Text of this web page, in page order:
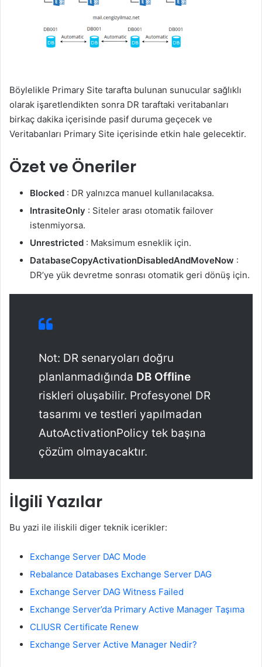
Böylelikle Primary Site tarafta bulunan sunucular sağlıklı
olarak işaretlendikten sonra DR taraftaki veritabanları
birkaç dakika içerisinde pasif duruma geçecek ve
Veritabanları Primary Site içerisinde etkin hale gelecektir.
Özet ve Öneriler
Blocked : DR yalnızca manuel kullanılacaksa.
IntrasiteOnly : Siteler arası otomatik failover
istenmiyorsa.
Unrestricted : Maksimum esneklik için.
DatabaseCopyActivationDisabledAndMoveNow :
DR’ye yük devretme sonrası otomatik geri dönüş için.
Not: DR senaryoları doğru
planlanmadığında DB Offline
riskleri oluşabilir. Profesyonel DR
tasarımı ve testleri yapılmadan
AutoActivationPolicy tek başına
çözüm olmayacaktır.
İlgili Yazılar
Bu yazi ile iliskili diger teknik icerikler:
Exchange Server DAC Mode
Rebalance Databases Exchange Server DAG
Exchange Server DAG Witness Failed
Exchange Server’da Primary Active Manager Taşıma
CLIUSR Certificate Renew
Exchange Server Active Manager Nedir?